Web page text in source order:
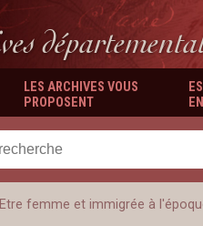
LES ARCHIVES VOUS
PROPOSENT
Etre femme et immigrée à